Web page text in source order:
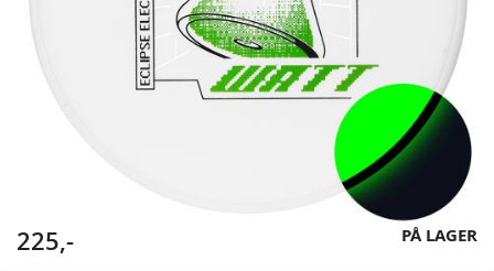
Skip
to
225,- PÅ LAGER